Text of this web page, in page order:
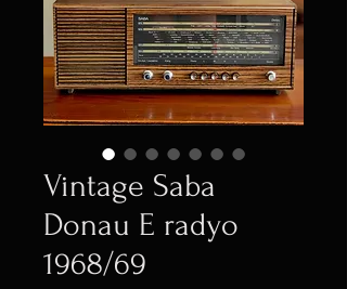
Vintage Saba
Donau E radyo
1968/69